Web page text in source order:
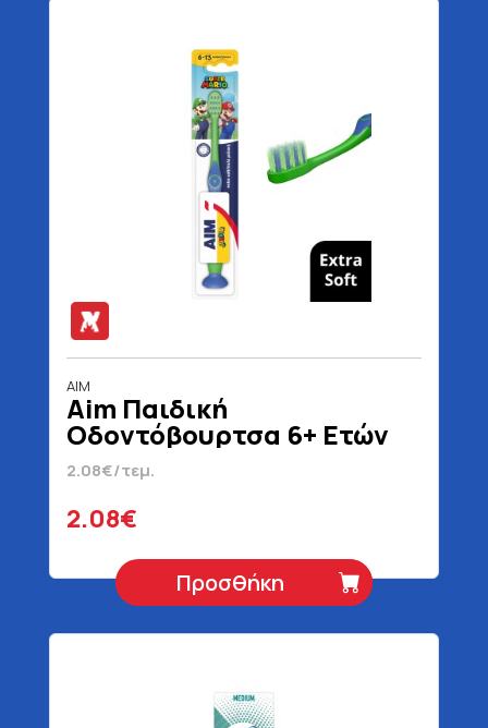
AIM
Aim Παιδική
Οδοντόβουρτσα 6+ Ετών
2.08€/τεμ.
2.08€
Προσθήκη